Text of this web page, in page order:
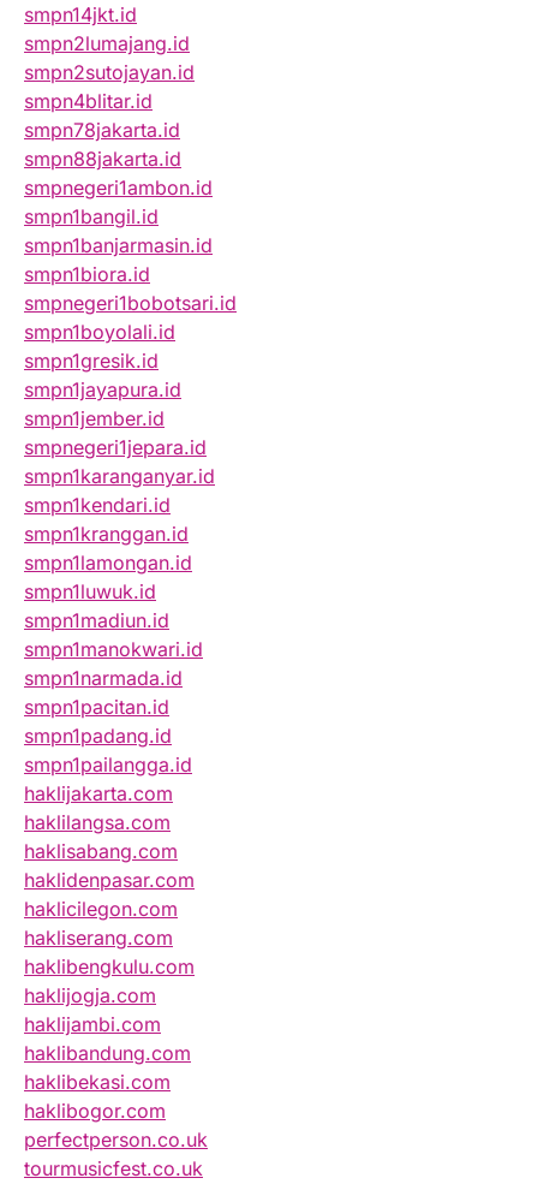
smpn14jkt.id
smpn2lumajang.id
smpn2sutojayan.id
smpn4blitar.id
smpn78jakarta.id
smpn88jakarta.id
smpnegeri1ambon.id
smpn1bangil.id
smpn1banjarmasin.id
smpn1biora.id
smpnegeri1bobotsari.id
smpn1boyolali.id
smpn1gresik.id
smpn1jayapura.id
smpn1jember.id
smpnegeri1jepara.id
smpn1karanganyar.id
smpn1kendari.id
smpn1kranggan.id
smpn1lamongan.id
smpn1luwuk.id
smpn1madiun.id
smpn1manokwari.id
smpn1narmada.id
smpn1pacitan.id
smpn1padang.id
smpn1pailangga.id
haklijakarta.com
haklilangsa.com
haklisabang.com
haklidenpasar.com
haklicilegon.com
hakliserang.com
haklibengkulu.com
haklijogja.com
haklijambi.com
haklibandung.com
haklibekasi.com
haklibogor.com
perfectperson.co.uk
tourmusicfest.co.uk